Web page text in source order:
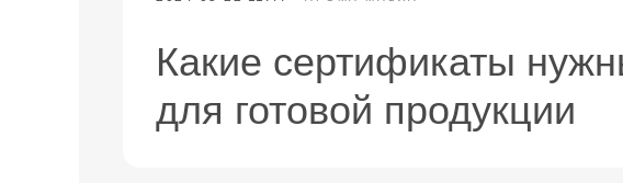
Какие сертификаты
для готовой продукции